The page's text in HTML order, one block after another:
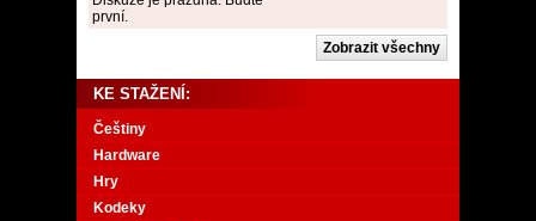
první.
KE STAŽENÍ:
Češtiny
Hardware
Hry
Kodeky